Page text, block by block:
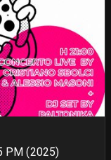
PM (2025)